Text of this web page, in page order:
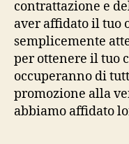
contrattazione e
aver affidato il tuo
semplicemente
per ottenere il tuo
occuperanno di
promozione alla
abbiamo affidato